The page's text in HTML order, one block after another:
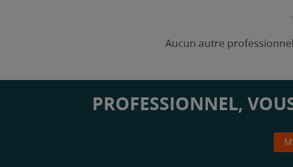
Aucun autre
PROFESSIONNEL,